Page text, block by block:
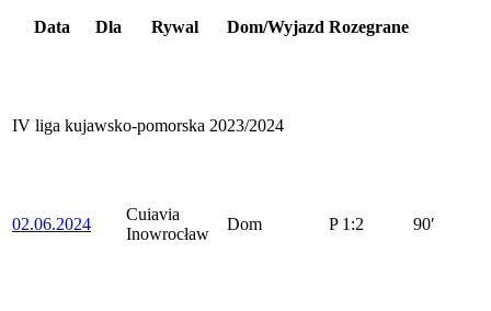
Data Dla Rywal Dom/Wyjazd Rozegrane
IV liga kujawsko-pomorska 2023/2024
02.06.2024
Cuiavia
Inowrocław
Dom P 1:2 90′